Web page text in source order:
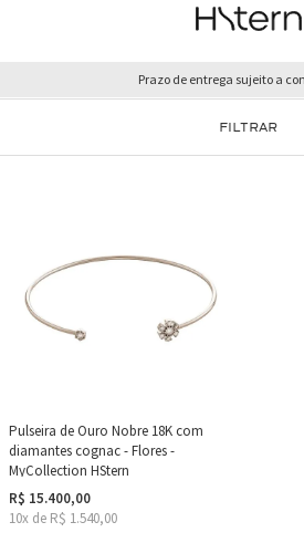
Prazo de entrega sujeito a
FILTRAR
Pulseira de Ouro Nobre 18K com
diamantes cognac - Flores -
MyCollection HStern
R$ 15.400,00
10x de R$ 1.540,00